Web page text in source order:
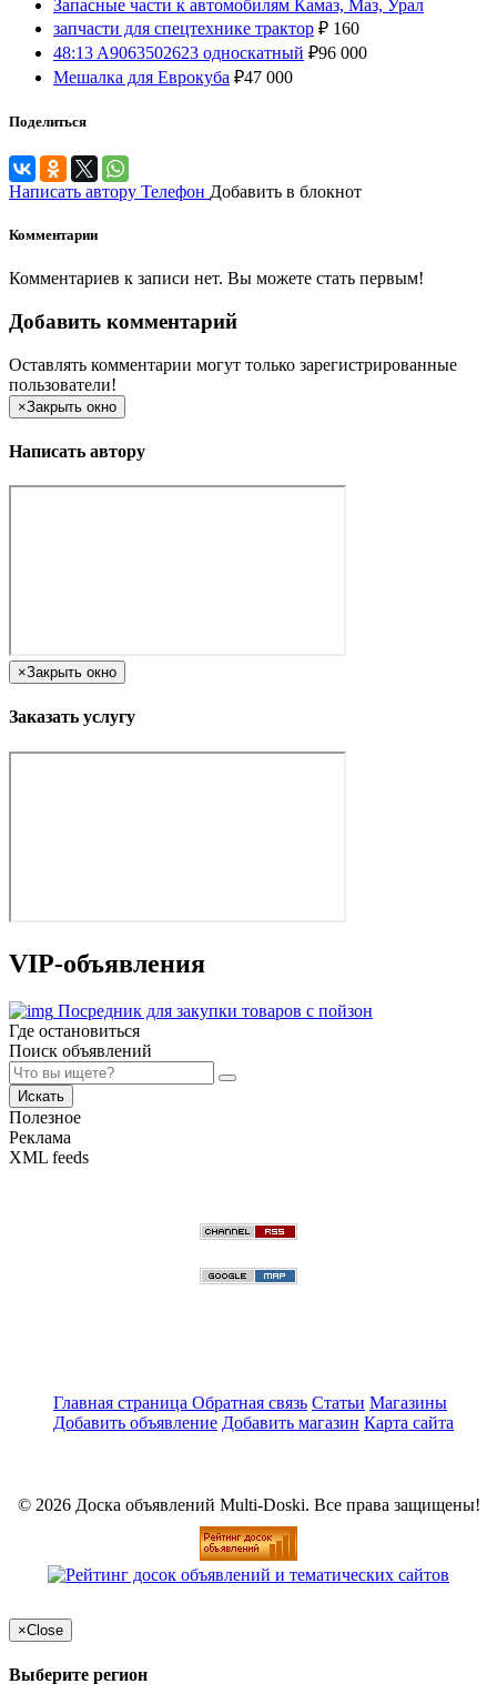
Запасные части к автомобилям Камаз, Маз, Урал
запчасти для спецтехнике трактор ₽ 160
48:13 A9063502623 односкатный ₽96 000
Мешалка для Еврокуба ₽47 000
Поделиться
Написать автору Телефон Добавить в блокнот
Комментарии
Комментариев к записи нет. Вы можете стать первым!
Добавить комментарий
Оставлять комментарии могут только зарегистрированные
пользователи!
×Закрыть окно
Написать автору
×Закрыть окно
Заказать услугу
VIP-объявления
Посредник для закупки товаров с пойзон
Где остановиться
Поиск объявлений
Искать
Полезное
Реклама
XML feeds
Главная страница Обратная связь Статьи Магазины
Добавить объявление Добавить магазин Карта сайта
© 2026 Доска объявлений Multi-Doski. Все права защищены!
×Close
Выберите регион